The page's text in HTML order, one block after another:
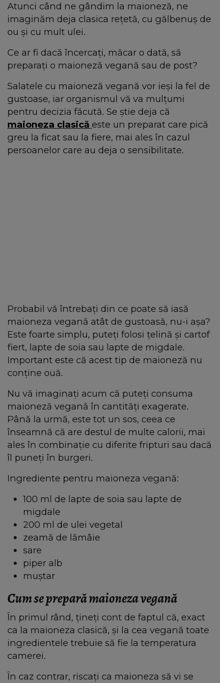
Atunci când ne gândim la maioneză, ne
imaginăm deja clasica rețetă, cu gălbenuș de
ou și cu mult ulei.
Ce ar fi dacă încercați, măcar o dată, să
preparați o maioneză vegană sau de post?
Salatele cu maioneză vegană vor ieși la fel de
gustoase, iar organismul vă va mulțumi
pentru decizia făcută. Se știe deja că
maioneza clasică este un preparat care pică
greu la ficat sau la fiere, mai ales în cazul
persoanelor care au deja o sensibilitate.
Probabil vă întrebați din ce poate să iasă
maioneza vegană atât de gustoasă, nu-i așa?
Este foarte simplu, puteți folosi țelină și cartof
fiert, lapte de soia sau lapte de migdale.
Important este că acest tip de maioneză nu
conține ouă.
Nu vă imaginați acum că puteți consuma
maioneză vegană în cantități exagerate.
Până la urmă, este tot un sos, ceea ce
înseamnă că are destul de multe calorii, mai
ales în combinație cu diferite fripturi sau dacă
îl puneți în burgeri.
Ingrediente pentru maioneza vegană:
100 ml de lapte de soia sau lapte de
migdale
200 ml de ulei vegetal
zeamă de lămâie
sare
piper alb
muștar
Cum se prepară maioneza vegană
În primul rând, țineți cont de faptul că, exact
ca la maioneza clasică, și la cea vegană toate
ingredientele trebuie să fie la temperatura
camerei.
În caz contrar, riscați ca maioneza să vi se